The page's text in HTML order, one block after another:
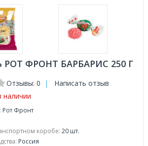
РОТ ФРОНТ БАРБАРИС 250 Г
Отзывы: 0 | Написать отзыв
наличии
Рот Фронт
коробе: 20 шт.
Россия